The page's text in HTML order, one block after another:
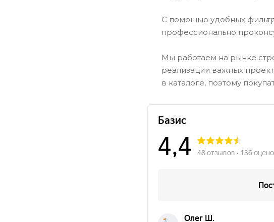
С помощью удобных
профессионально
Мы работаем на рынке
реализации важных
в каталоге, поэтому